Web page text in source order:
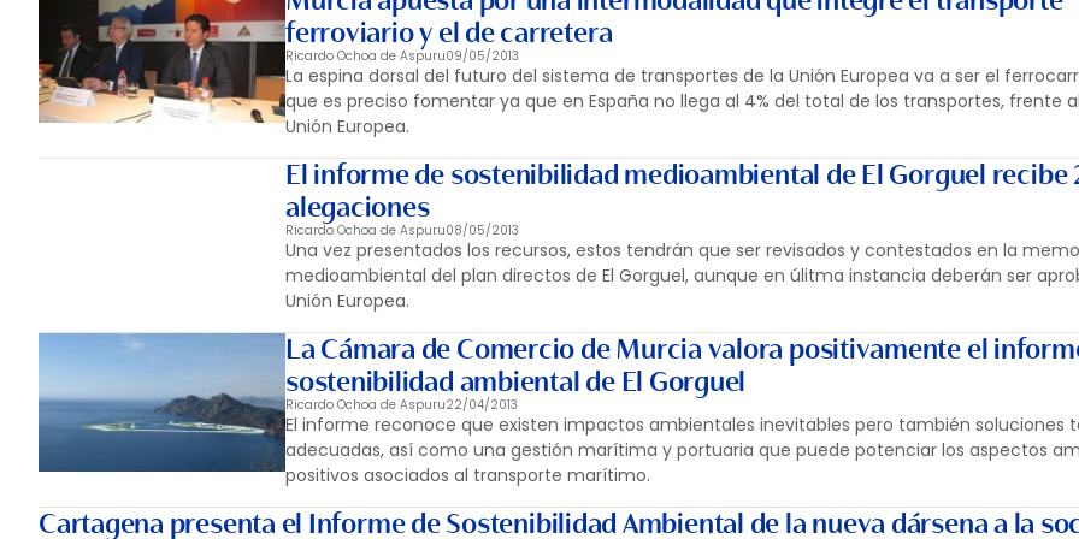
ferroviario y el de carretera
Ricardo Ochoa de Aspuru09/05/2013
La espina dorsal del futuro del sistema de transportes de la Unión Europea va a ser el
que es preciso fomentar ya que en España no llega al 4% del total de los transportes, frente al
Unión Europea.
El informe de sostenibilidad medioambiental de El Gorguel recibe
alegaciones
Ricardo Ochoa de Aspuru08/05/2013
Una vez presentados los recursos, estos tendrán que ser revisados y contestados en la
medioambiental del plan directos de El Gorguel, aunque en úlitma instancia deberán ser
Unión Europea.
La Cámara de Comercio de Murcia valora positivamente el
sostenibilidad ambiental de El Gorguel
Ricardo Ochoa de Aspuru22/04/2013
El informe reconoce que existen impactos ambientales inevitables pero también soluciones
adecuadas, así como una gestión marítima y portuaria que puede potenciar los aspectos
positivos asociados al transporte marítimo.
Cartagena presenta el Informe de Sostenibilidad Ambiental de la nueva dársena a la